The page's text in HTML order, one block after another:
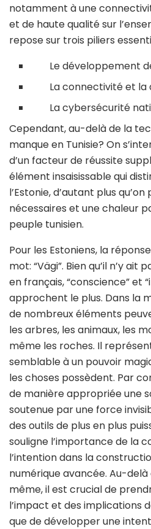
notamment à une
et de haute qualité sur
repose sur trois piliers
Le développement
La connectivité et la
La cybersécurité
Cependant, au-delà de la
manque en Tunisie? On
d’un facteur de réussite
élément insaisissable qui
l’Estonie, d’autant plus
nécessaires et une chaleur
peuple tunisien.
Pour les Estoniens, la
mot: “Vägi”. Bien qu’il n’y ait
en français, “conscience” et
approchent le plus. Dans la
de nombreux éléments
les arbres, les animaux, les
même les roches. Il
semblable à un pouvoir
les choses possèdent. Par
de manière appropriée une
soutenue par une force
des outils de plus en plus
souligne l’importance de la
l’intention dans la
numérique avancée. Au-
même, il est crucial de
l’impact et des implications
que de développer une